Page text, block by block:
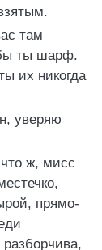
там
ты шарф.
их никогда
уверяю
ж, мисс
прямо-